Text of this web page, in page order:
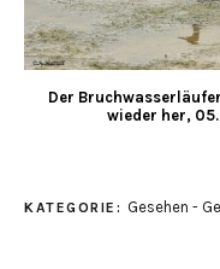
Der
wieder her,
KATEGORIE: Gesehen -